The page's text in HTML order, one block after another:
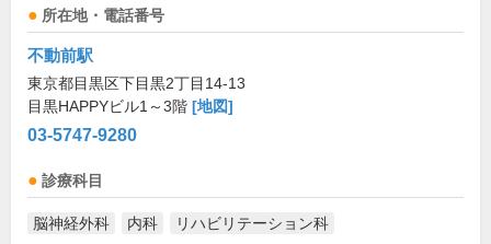
所在地・電話番号
不動前駅
東京都目黒区下目黒2丁目14-13
目黒HAPPYビル1～3階 [地図]
03-5747-9280
診療科目
脳神経外科 内科 リハビリテーション科